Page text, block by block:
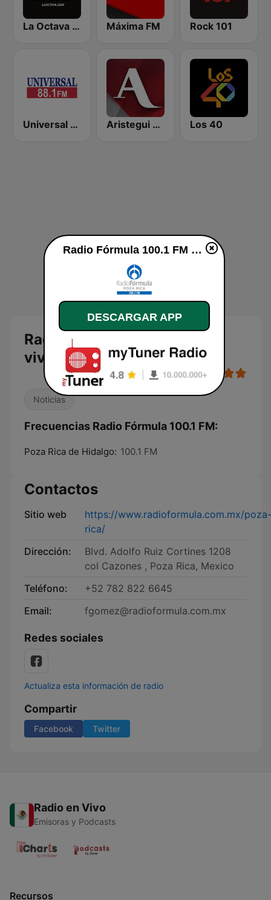
La Octava 88.1 FM Máxima FM Rock 101
Universal 88.1 FM Aristegui Noticias Los 40
Radio Fórmula 100.1 FM en
vivo
Noticias
Frecuencias Radio Fórmula 100.1 FM:
Poza Rica de Hidalgo: 100.1 FM
Contactos
Sitio web
https://www.radioformula.com.mx/poza-
rica/
Dirección:
Blvd. Adolfo Ruiz Cortines 1208
col Cazones , Poza Rica, Mexico
Teléfono:
+52 782 822 6645
Email:
fgomez@radioformula.com.mx
Redes sociales
Actualiza esta información de radio
Compartir
Facebook Twitter
Radio en Vivo
Emisoras y Podcasts
Recursos
Radio Fórmula 100.1 FM en vivo
DESCARGAR APP